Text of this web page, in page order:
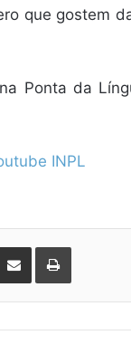
que gostem
Ponta da
Compartilhar via e-mail Imprimir